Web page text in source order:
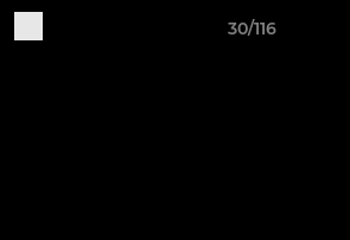
30/116